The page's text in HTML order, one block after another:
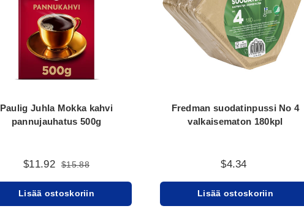
Paulig Juhla Mokka kahvi
pannujauhatus 500g
$11.92 $15.88
Lisää ostoskoriin
Fredman suodatinpussi No 4
valkaisematon 180kpl
$4.34
Lisää ostoskoriin